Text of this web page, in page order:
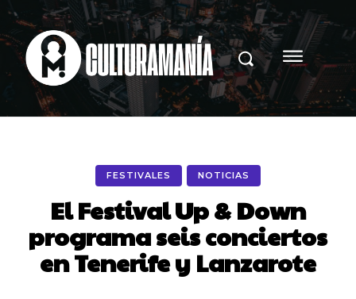
FESTIVALES NOTICIAS
El Festival Up & Down
programa seis conciertos
en Tenerife y Lanzarote